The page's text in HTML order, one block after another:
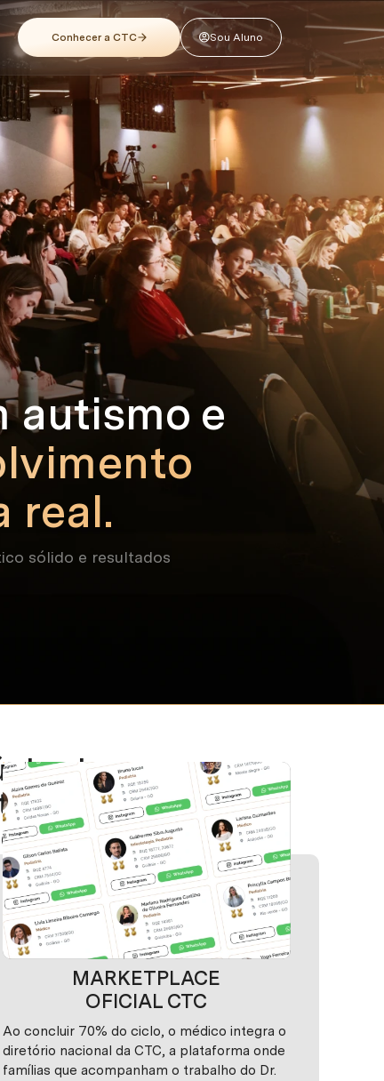
Conhecer a CTC Sou Aluno
autismo e
real.
sólido e resultados
lugar,
e
MARKETPLACE
OFICIAL CTC
Ao concluir 70% do ciclo, o médico integra o
diretório nacional da CTC, a plataforma onde
famílias que acompanham o trabalho do Dr.